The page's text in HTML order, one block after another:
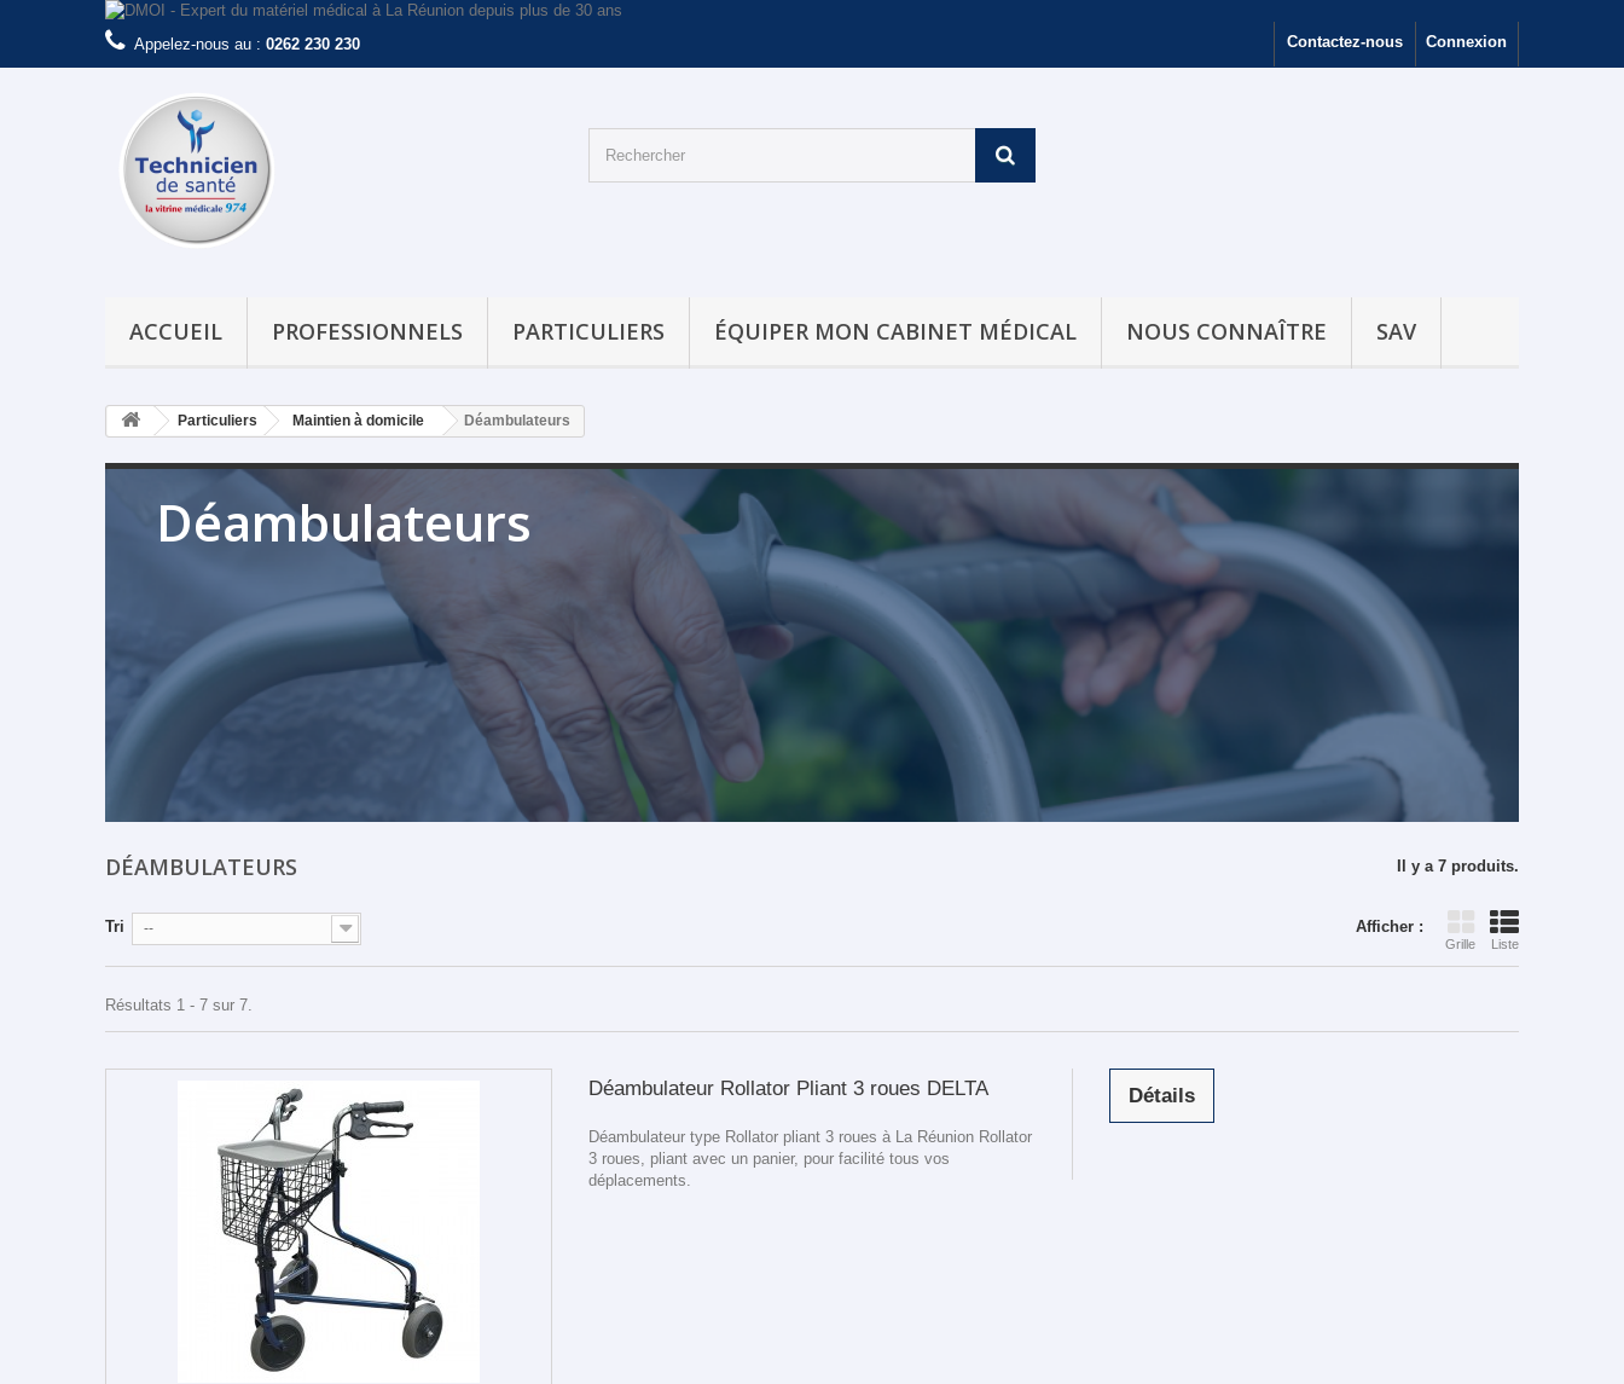
Connexion
Contactez-nous
Appelez-nous au : 0262 230 230
ACCUEIL PROFESSIONNELS PARTICULIERS ÉQUIPER MON CABINET MÉDICAL NOUS CONNAÎTRE SAV
Particuliers Maintien à domicile Déambulateurs
Déambulateurs
DÉAMBULATEURS Il y a 7 produits.
Afficher :
Grille Liste
Tri --
Résultats 1 - 7 sur 7.
Déambulateur Rollator Pliant 3 roues DELTA
Déambulateur type Rollator pliant 3 roues à La Réunion Rollator
3 roues, pliant avec un panier, pour facilité tous vos
déplacements.
Détails